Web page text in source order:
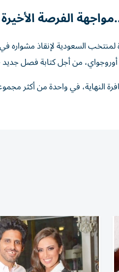
الفرصة الأخيرة
من أجل كتابة فصل جديد في
النهاية، في واحدة من أكثر